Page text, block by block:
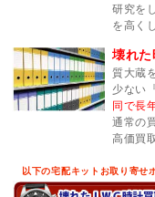
研究を
を高く
壊れた
質大蔵
少ない
同で長
通常の
高価買
以下の宅配キットお取り寄せ